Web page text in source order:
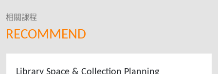
RECOMMEND
相關課程
Library Space & Collection Planning